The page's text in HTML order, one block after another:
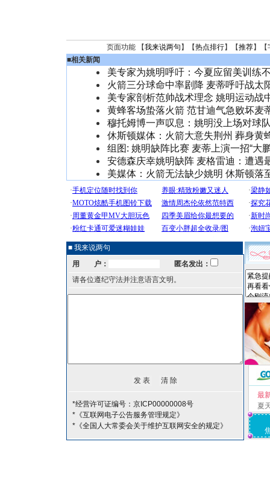
页面功能 【我来说两句 】【热点排行】【推荐】【
■相关新闻
美专家为姚明呼吁：今夏应留美训练
火箭三分球命中率剧降 麦蒂呼吁战太
美专家剖析范帅战术理念 姚明运动战
黄蜂客场蛰落火箭 范甘迪气急败坏麦
穆托姆博一声叹息：姚明没上场对球
休斯顿媒体：火箭大意失荆州 葬身黄
组图: 姚明缺阵比赛 麦蒂上演一招“大
安德森庆幸姚明缺阵 麦格雷迪：遭遇
美媒体：火箭无法缺少姚明 休斯顿落
■ 我来说两句
用 户：
匿名发出：
请各位遵纪守法并注意语言文明。
*经营许可证编号：京ICP00000008号
*《互联网电子公告服务管理规定》
*《全国人大常委会关于维护互联网安全的规定》
最
夏